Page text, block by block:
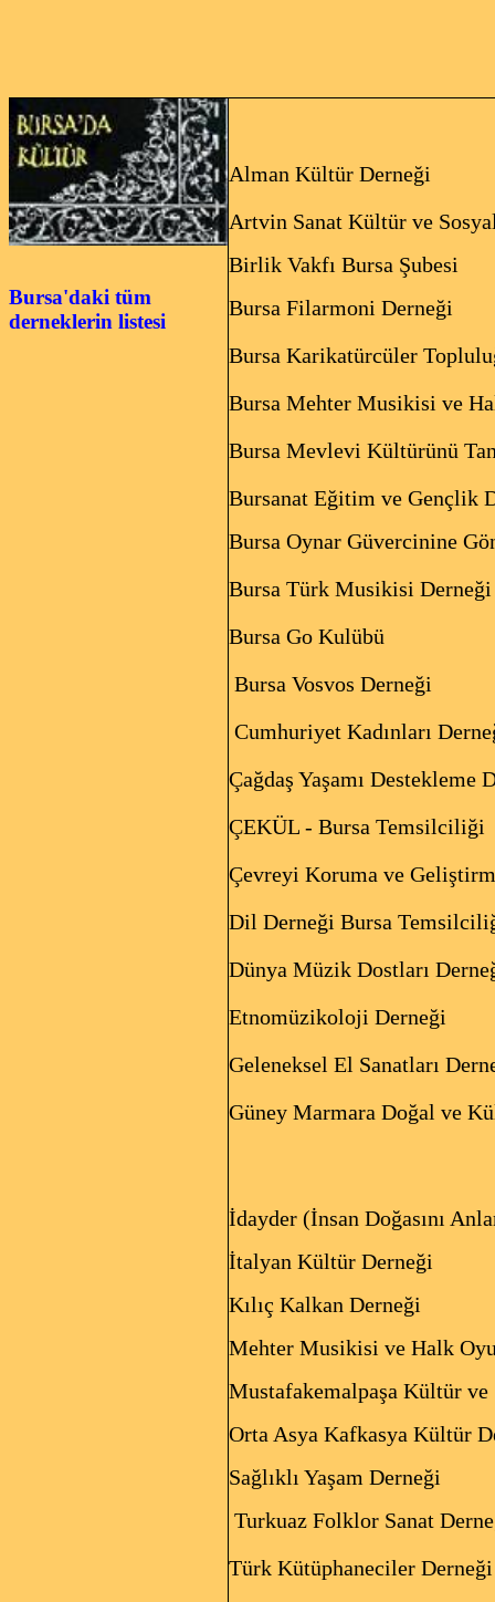
Bursa'daki tüm
derneklerin listesi
Alman Kültür
Artvin Sanat Kültür ve
Birlik Vakfı Bursa Şubesi
Bursa Filarmoni Derneği
Bursa Karikatürcüler
Bursa Mehter Musikisi ve
Bursa Mevlevi Kültürünü
Bursanat Eğitim ve Gençlik
Bursa Oynar
Bursa Türk
Bursa Go
Bursa Vosvos Derneği
Cumhuriyet
Çağdaş Yaşamı
ÇEKÜL - Bursa
Çevreyi Koruma ve
Dil Derneği Bursa
Dünya Müzik Dostları
Geleneksel El Sanatları
Güney Marmara Doğal ve
İdayder (İnsan Doğasını
İtalyan Kültür Derneği
Kılıç Kalkan Derneği
Mehter Musikisi ve Halk
Mustafakemalpaşa Kültür
Orta Asya Kafkasya Kültür
Sağlıklı Yaşam
Turkuaz Folklor Sanat
Türk Kütüphaneciler